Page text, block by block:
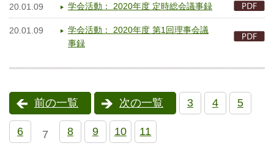
20.01.09 学会活動： 2020年度 定時総会議事録
20.01.09
学会活動： 2020年度 第1回理事会議
事録
前の一覧 次の一覧 3 4 5
6 7 8 9 10 11